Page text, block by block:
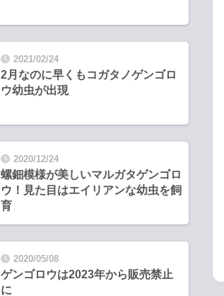
2021/02/24
2月なのに早くもコガタノゲンゴロ
ウ幼虫が出現
2020/12/24
螺鈿模様が美しいマルガタゲンゴロ
ウ！見た目はエイリアンな幼虫を飼
育
2020/05/08
ゲンゴロウは2023年から販売禁止
に